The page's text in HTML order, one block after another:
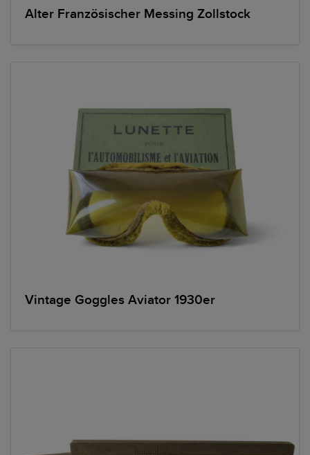
Alter Französischer Messing Zollstock
Vintage Goggles Aviator 1930er